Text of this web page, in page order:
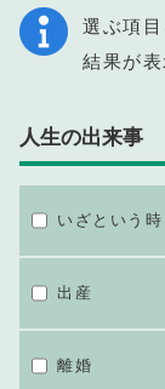
選ぶ項
結果が
人生の出来事
いざという時
出産
離婚